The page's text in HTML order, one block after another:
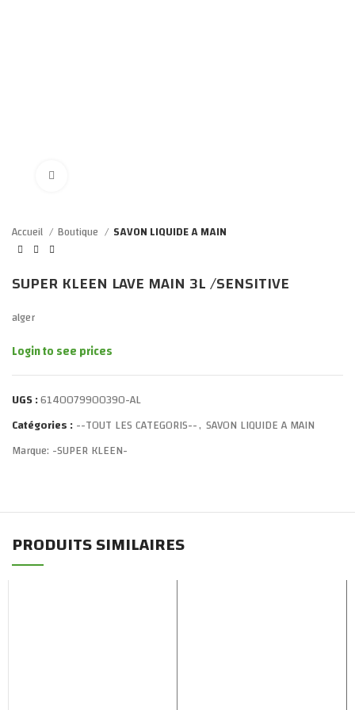
Accueil Boutique SAVON LIQUIDE A MAIN
SUPER KLEEN LAVE MAIN 3L /SENSITIVE
alger
Login to see prices
UGS :6140079900390-AL
Catégories :--TOUT LES CATEGORIS--, SAVON LIQUIDE A MAIN
Marque: -SUPER KLEEN-
PRODUITS SIMILAIRES